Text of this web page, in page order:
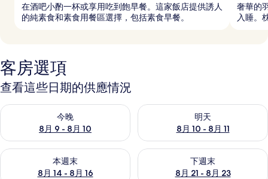
在酒吧小酌一杯或享用吃到飽早餐。這家飯店提供誘人
的純素食和素食用餐區選擇，包括素食早餐。
奢華的
入睡。
客房選項
查看這些日期的供應情況
今晚
8月 9 - 8月 10
查看今晚 (8月 9 - 8月 10) 的供應情況
明天
8月 10 - 8月 11
查看明天 (8月 10 - 8月 11) 的
本週末
8月 14 - 8月 16
查看本週末 (8月 14 - 8月 16) 的供應情況
下週末
8月 21 - 8月 23
查看下週末 (8月 21 - 8月 23)